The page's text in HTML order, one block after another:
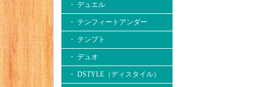
・ デュエル
・ テンフィートアンダー
・ テンプト
・ デュオ
・ DSTYLE（ディスタイル）